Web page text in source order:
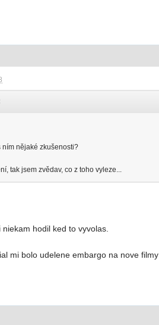
ním nějaké zkušenosti?
tak jsem zvědav, co z toho vyleze...
hodil ked to vyvolas.
mi bolo udelene embargo na nove filmy